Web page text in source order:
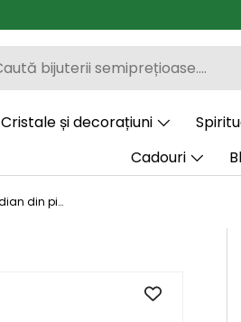
Cristale și decorațiuni
Cadouri
Piramida cristal negru obsidian din piatra semipretioasa naturala 4 cm – pentru protectie, integritate si energie pozitiva